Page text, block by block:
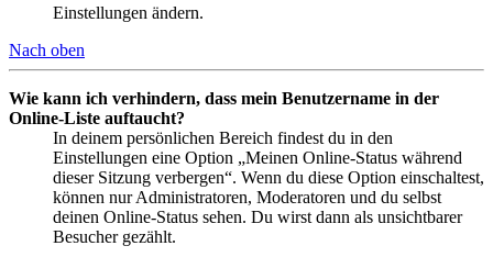
Einstellungen ändern.
Nach oben
Wie kann ich verhindern, dass mein Benutzername in der
Online-Liste auftaucht?
In deinem persönlichen Bereich findest du in den
Einstellungen eine Option „Meinen Online-Status während
dieser Sitzung verbergen“. Wenn du diese Option einschaltest,
können nur Administratoren, Moderatoren und du selbst
deinen Online-Status sehen. Du wirst dann als unsichtbarer
Besucher gezählt.